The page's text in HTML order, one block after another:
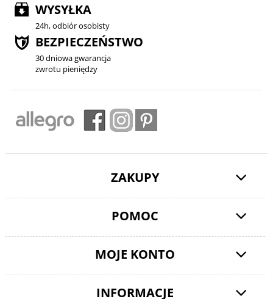
WYSYŁKA
24h, odbiór osobisty
BEZPIECZEŃSTWO
30 dniowa gwarancja
zwrotu pieniędzy
ZAKUPY
POMOC
MOJE KONTO
INFORMACJE